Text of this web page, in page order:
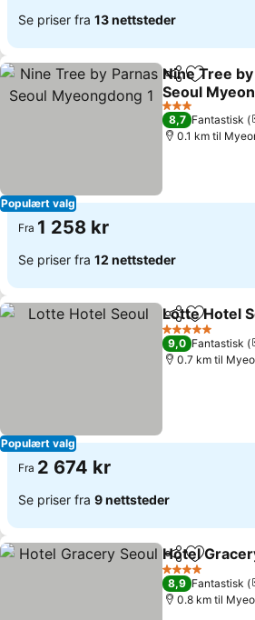
Se priser fra 13 nettsteder
Populært valg
Del Legg til i
Nine Tree
Seoul
Se priser
3 Stjerner
8,7 Fantastisk
0.1 km til
Fra 1 258 kr
Se priser fra 12 nettsteder
Populært valg
Del Legg til i
Lotte Hotel
5 Stjerner
9,0 Fantastisk
0.7 km til
Fra 2 674 kr
Se priser fra 9 nettsteder
Del Legg til i
Hotel
4 Stjerner
8,9 Fantastisk
0.8 km til